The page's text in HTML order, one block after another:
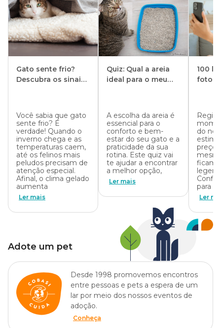
pouca água espontaneamente, o que pode favorecer problemas
renais.
Por isso, recomenda-se incentivar o consumo com fontes de água
ou espalhando potes em diferentes cômodos da casa. Além de
reduzir o risco de doenças, a boa hidratação deixa a pelagem mais
Gato sente frio?
Descubra os sinais
Você sabia que gato
sente frio? É
verdade! Quando o
inverno chega e as
temperaturas caem,
até os felinos mais
peludos precisam de
atenção especial.
Afinal, o clima gelado
aumenta
Ler mais
Quiz: Qual a areia
ideal para o meu
A escolha da areia é
essencial para o
conforto e bem-
estar do seu gato e a
praticidade da sua
rotina. Este quiz vai
te ajudar a encontrar
a melhor opção,
Ler mais
100
foto
do
preço,
ficam
para
Ler
Adote um pet
Desde 1998 promovemos encontros
entre pessoas e pets a espera de um
lar por meio dos nossos eventos de
adoção.
Conheça